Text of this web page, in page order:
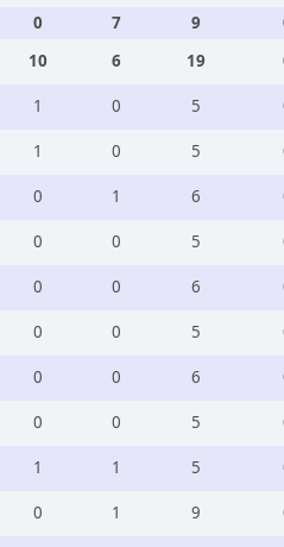
0 7 9
10 6 19
1 0 5
1 0 5
0 1 6
0 0 5
0 0 6
0 0 5
0 0 6
0 0 5
1 1 5
0 1 9